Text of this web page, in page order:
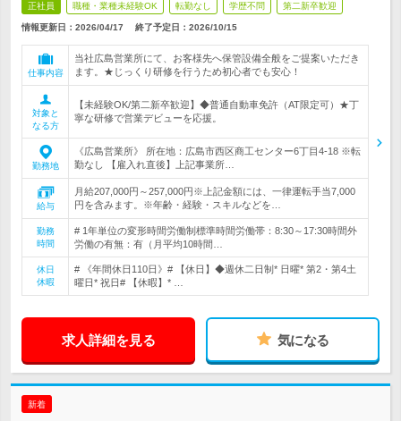
正社員 職種・業種未経験OK 転勤なし 学歴不問 第二新卒歓迎
情報更新日：2026/04/17 終了予定日： 2026/10/15
仕事内容
当社広島営業所にて、お客様先へ保管設備全般をご提案いただき
ます。★じっくり研修を行うため初心者でも安心！
対象と
なる方
【未経験OK/第二新卒歓迎】◆普通自動車免許（AT限定可）★丁
寧な研修で営業デビューを応援。
勤務地
《広島営業所》 所在地：広島市西区商工センター6丁目4-18 ※転
勤なし 【雇入れ直後】上記事業所…
給与
月給207,000円～257,000円※上記金額には、一律運転手当7,000
円を含みます。※年齢・経験・スキルなどを…
勤務
時間
# 1年単位の変形時間労働制標準時間労働帯：8:30～17:30時間外
労働の有無：有（月平均10時間…
休日
休暇
# 《年間休日110日》# 【休日】◆週休二日制* 日曜* 第2・第4土
曜日* 祝日# 【休暇】* …
求人詳細を見る 気になる
新着